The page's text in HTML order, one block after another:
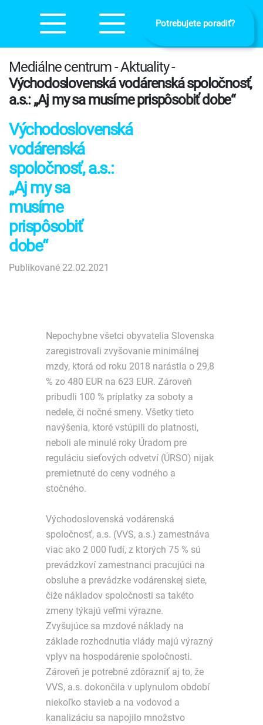
Potrebujete poradiť?
Mediálne centrum - Aktuality -
Východoslovenská vodárenská spoločnosť,
a.s.: „Aj my sa musíme prispôsobiť dobe“
Východoslovenská
vodárenská
spoločnosť, a.s.:
„Aj my sa
musíme
prispôsobiť
dobe“
Publikované 22.02.2021
Nepochybne všetci obyvatelia Slovenska
zaregistrovali zvyšovanie minimálnej
mzdy, ktorá od roku 2018 narástla o 29,8
% zo 480 EUR na 623 EUR. Zároveň
pribudli 100 % príplatky za soboty a
nedele, či nočné smeny. Všetky tieto
navýšenia, ktoré vstúpili do platnosti,
neboli ale minulé roky Úradom pre
reguláciu sieťových odvetví (ÚRSO) nijak
premietnuté do ceny vodného a
stočného.
Východoslovenská vodárenská
spoločnosť, a.s. (VVS, a.s.) zamestnáva
viac ako 2 000 ľudí, z ktorých 75 % sú
prevádzkoví zamestnanci pracujúci na
obsluhe a prevádzke vodárenskej siete,
čiže nákladov spoločnosti sa takéto
zmeny týkajú veľmi výrazne.
Zvyšujúce sa mzdové náklady na
základe rozhodnutia vlády majú výrazný
vplyv na hospodárenie spoločnosti.
Zároveň je potrebné zdôrazniť aj to, že
VVS, a.s. dokončila v uplynulom období
niekoľko stavieb a na vodovod a
kanalizáciu sa napojilo množstvo